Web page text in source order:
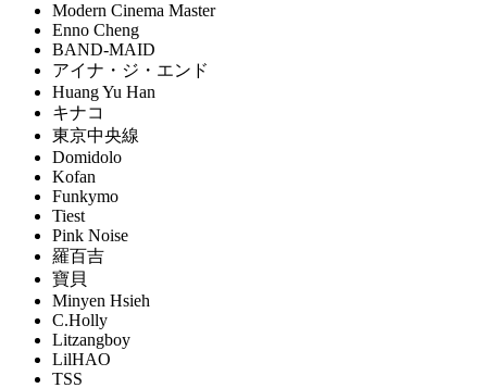
Modern Cinema Master
Enno Cheng
BAND-MAID
アイナ・ジ・エンド
Huang Yu Han
キナコ
東京中央線
Domidolo
Kofan
Funkymo
Tiest
Pink Noise
羅百吉
寶貝
Minyen Hsieh
C.Holly
Litzangboy
LilHAO
TSS